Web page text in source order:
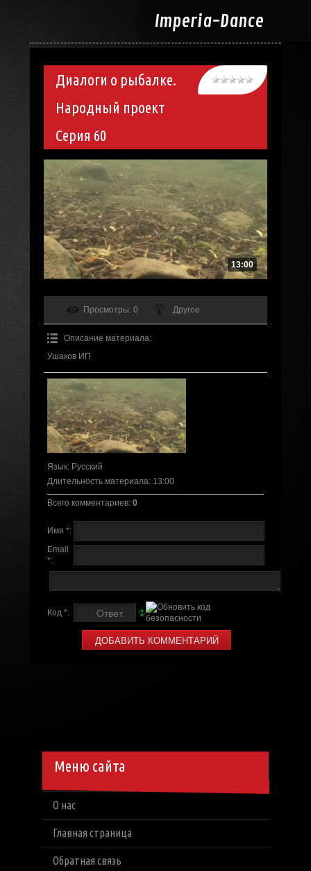
Imperia-Dance
Диалоги о рыбалке.
Народный проект
Серия 60
13:00
Просмотры: 0 Другое
Описание материала:
Ушаков ИП
Язык: Русский
Длительность материала: 13:00
Всего комментариев: 0
Имя *:
Email
*:
Код *:
Меню сайта
О нас
Главная страница
Обратная связь